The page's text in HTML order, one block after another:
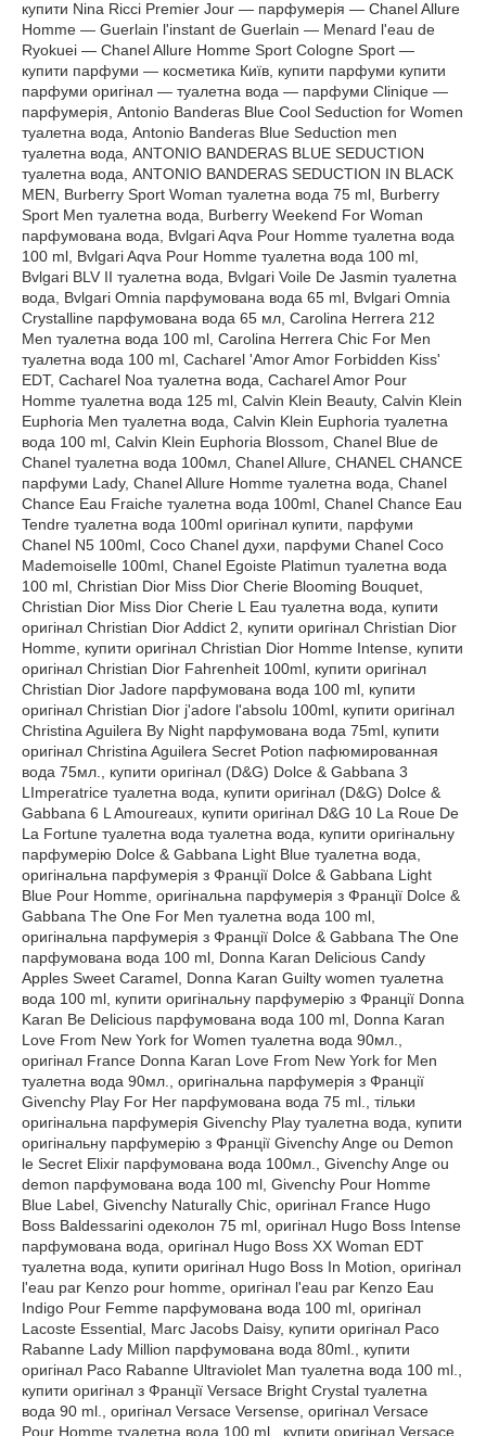
купити Nina Ricci Premier Jour — парфумерія — Chanel Allure
Homme — Guerlain l'instant de Guerlain — Menard l'eau de
Ryokuei — Chanel Allure Homme Sport Cologne Sport —
купити парфуми — косметика Київ, купити парфуми купити
парфуми оригінал — туалетна вода — парфуми Clinique —
парфумерія, Antonio Banderas Blue Cool Seduction for Women
туалетна вода, Antonio Banderas Blue Seduction men
туалетна вода, ANTONIO BANDERAS BLUE SEDUCTION
туалетна вода, ANTONIO BANDERAS SEDUCTION IN BLACK
MEN, Burberry Sport Woman туалетна вода 75 ml, Burberry
Sport Men туалетна вода, Burberry Weekend For Woman
парфумована вода, Bvlgari Aqva Pour Homme туалетна вода
100 ml, Bvlgari Aqva Pour Homme туалетна вода 100 ml,
Bvlgari BLV II туалетна вода, Bvlgari Voile De Jasmin туалетна
вода, Bvlgari Omnia парфумована вода 65 ml, Bvlgari Omnia
Crystalline парфумована вода 65 мл, Carolina Herrera 212
Men туалетна вода 100 ml, Carolina Herrera Chic For Men
туалетна вода 100 ml, Cacharel 'Amor Amor Forbidden Kiss'
EDT, Cacharel Noa туалетна вода, Cacharel Amor Pour
Homme туалетна вода 125 ml, Calvin Klein Beauty, Calvin Klein
Euphoria Men туалетна вода, Calvin Klein Euphoria туалетна
вода 100 ml, Calvin Klein Euphoria Blossom, Chanel Blue de
Chanel туалетна вода 100мл, Chanel Allure, CHANEL CHANCE
парфуми Lady, Chanel Allure Homme туалетна вода, Chanel
Chance Eau Fraiche туалетна вода 100ml, Chanel Chance Eau
Tendre туалетна вода 100ml оригінал купити, парфуми
Chanel N5 100ml, Coco Chanel духи, парфуми Chanel Coco
Mademoiselle 100ml, Chanel Egoiste Platimun туалетна вода
100 ml, Christian Dior Miss Dior Cherie Blooming Bouquet,
Christian Dior Miss Dior Cherie L Eau туалетна вода, купити
оригінал Christian Dior Addict 2, купити оригінал Christian Dior
Homme, купити оригінал Christian Dior Homme Intense, купити
оригінал Christian Dior Fahrenheit 100ml, купити оригінал
Christian Dior Jadore парфумована вода 100 ml, купити
оригінал Christian Dior j'adore l'absolu 100ml, купити оригінал
Christina Aguilera By Night парфумована вода 75ml, купити
оригінал Christina Aguilera Secret Potion пафюмированная
вода 75мл., купити оригінал (D&G) Dolce & Gabbana 3
LImperatrice туалетна вода, купити оригінал (D&G) Dolce &
Gabbana 6 L Amoureaux, купити оригінал D&G 10 La Roue De
La Fortune туалетна вода туалетна вода, купити оригінальну
парфумерію Dolce & Gabbana Light Blue туалетна вода,
оригінальна парфумерія з Франції Dolce & Gabbana Light
Blue Pour Homme, оригінальна парфумерія з Франції Dolce &
Gabbana The One For Men туалетна вода 100 ml,
оригінальна парфумерія з Франції Dolce & Gabbana The One
парфумована вода 100 ml, Donna Karan Delicious Candy
Apples Sweet Caramel, Donna Karan Guilty women туалетна
вода 100 ml, купити оригінальну парфумерію з Франції Donna
Karan Be Delicious парфумована вода 100 ml, Donna Karan
Love From New York for Women туалетна вода 90мл.,
оригінал France Donna Karan Love From New York for Men
туалетна вода 90мл., оригінальна парфумерія з Франції
Givenchy Play For Her парфумована вода 75 ml., тільки
оригінальна парфумерія Givenchy Play туалетна вода, купити
оригінальну парфумерію з Франції Givenchy Ange ou Demon
le Secret Elixir парфумована вода 100мл., Givenchy Ange ou
demon парфумована вода 100 ml, Givenchy Pour Homme
Blue Label, Givenchy Naturally Chic, оригінал France Hugo
Boss Baldessarini одеколон 75 ml, оригінал Hugo Boss Intense
парфумована вода, оригінал Hugo Boss XX Woman EDT
туалетна вода, купити оригінал Hugo Boss In Motion, оригінал
l'eau par Kenzo pour homme, оригінал l'eau par Kenzo Eau
Indigo Pour Femme парфумована вода 100 ml, оригінал
Lacoste Essential, Marc Jacobs Daisy, купити оригінал Paco
Rabanne Lady Million парфумована вода 80ml., купити
оригінал Paco Rabanne Ultraviolet Man туалетна вода 100 ml.,
купити оригінал з Франції Versace Bright Crystal туалетна
вода 90 ml., оригінал Versace Versense, оригінал Versace
Pour Homme туалетна вода 100 ml., купити оригінал Versace